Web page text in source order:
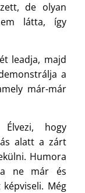
de olyan
látta, így
leadja, majd
a
már-már
hogy
alatt a zárt
Humora
a ne már és
Még